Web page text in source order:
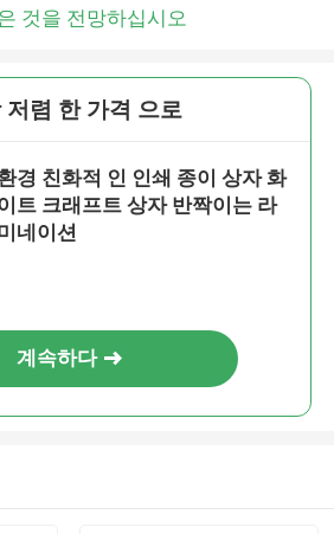
것을 전망하십시오
저렴 한 가격 으로
경 친화적 인 인쇄 종이 상자 화
트 크래프트 상자 반짝이는 라
네이션
계속하다